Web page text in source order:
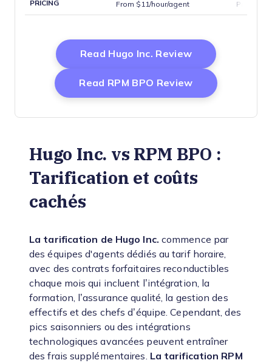
PRICING From $11/hour/agent Pricing
Read Hugo Inc. ReviewOpens New
Read RPM BPO ReviewOpens New
Hugo Inc. vs RPM BPO :
Tarification et coûts
cachés
La tarification de Hugo Inc. commence par
des équipes d'agents dédiés au tarif horaire,
avec des contrats forfaitaires reconductibles
chaque mois qui incluent l’intégration, la
formation, l’assurance qualité, la gestion des
effectifs et des chefs d’équipe. Cependant, des
pics saisonniers ou des intégrations
technologiques avancées peuvent entraîner
des frais supplémentaires. La tarification RPM